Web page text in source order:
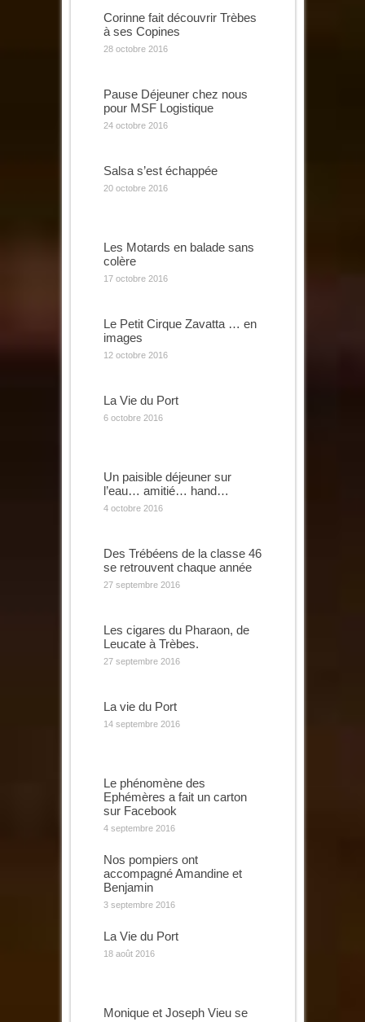
Corinne fait découvrir Trèbes
à ses Copines
28 octobre 2016
Pause Déjeuner chez nous
pour MSF Logistique
24 octobre 2016
Salsa s’est échappée
20 octobre 2016
Les Motards en balade sans
colère
17 octobre 2016
Le Petit Cirque Zavatta … en
images
12 octobre 2016
La Vie du Port
6 octobre 2016
Un paisible déjeuner sur
l’eau… amitié… hand…
4 octobre 2016
Des Trébéens de la classe 46
se retrouvent chaque année
27 septembre 2016
Les cigares du Pharaon, de
Leucate à Trèbes.
27 septembre 2016
La vie du Port
14 septembre 2016
Le phénomène des
Ephémères a fait un carton
sur Facebook
4 septembre 2016
Nos pompiers ont
accompagné Amandine et
Benjamin
3 septembre 2016
La Vie du Port
18 août 2016
Monique et Joseph Vieu se